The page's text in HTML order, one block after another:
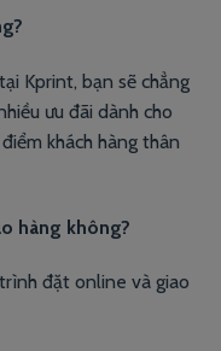
Kprint, bạn sẽ chẳng
ưu đãi dành cho
khách hàng thân
hàng không?
đặt online và giao